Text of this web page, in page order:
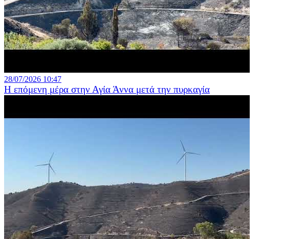
28/07/2026 10:47
Η επόμενη μέρα στην Αγία Άννα μετά την πυρκαγία